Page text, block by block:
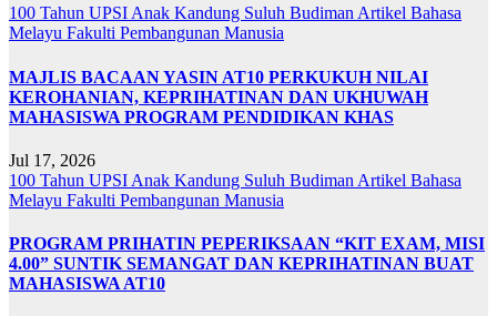
100 Tahun UPSI Anak Kandung Suluh Budiman Artikel Bahasa
Melayu Fakulti Pembangunan Manusia
MAJLIS BACAAN YASIN AT10 PERKUKUH NILAI
KEROHANIAN, KEPRIHATINAN DAN UKHUWAH
MAHASISWA PROGRAM PENDIDIKAN KHAS
Jul 17, 2026
100 Tahun UPSI Anak Kandung Suluh Budiman Artikel Bahasa
Melayu Fakulti Pembangunan Manusia
PROGRAM PRIHATIN PEPERIKSAAN “KIT EXAM, MISI
4.00” SUNTIK SEMANGAT DAN KEPRIHATINAN BUAT
MAHASISWA AT10